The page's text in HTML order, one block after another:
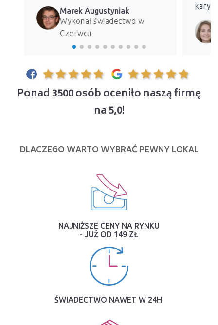
Marek Augustyniak
Wykonał świadectwo w
Czerwcu
kary
Ponad 3500 osób oceniło naszą firmę
na 5,0!
DLACZEGO WARTO WYBRAĆ PEWNY LOKAL
NAJNIŻSZE CENY NA RYNKU
- JUŻ OD 149 ZŁ
ŚWIADECTWO NAWET W 24H!